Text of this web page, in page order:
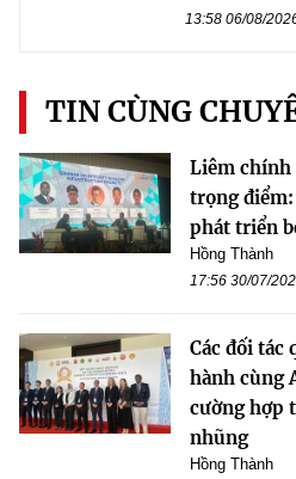
13:58 06/08/
TIN CÙNG
Liêm chính
trọng
phát triển
Hồng Thành
17:56 30/07/
Các đối tác
hành cùng
cường hợp
nhũng
Hồng Thành